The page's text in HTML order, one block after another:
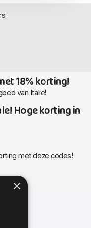
18% korting!
van Italië!
Hoge korting in
met deze codes!
×